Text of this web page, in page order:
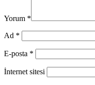
Yorum *
Ad *
E-posta *
İnternet sitesi